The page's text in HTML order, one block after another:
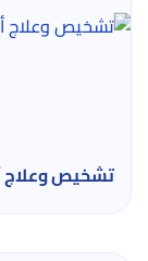
تشخيص وعلاج